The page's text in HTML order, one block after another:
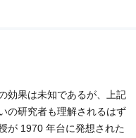
効果は未知であるが、上記
の研究者も理解されるはず
が 1970 年台に発想された